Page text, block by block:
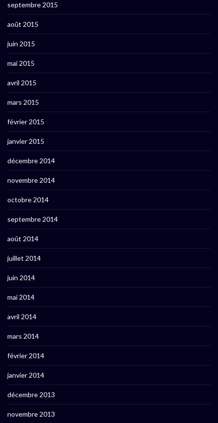
septembre 2015
août 2015
juin 2015
mai 2015
avril 2015
mars 2015
février 2015
janvier 2015
décembre 2014
novembre 2014
octobre 2014
septembre 2014
août 2014
juillet 2014
juin 2014
mai 2014
avril 2014
mars 2014
février 2014
janvier 2014
décembre 2013
novembre 2013